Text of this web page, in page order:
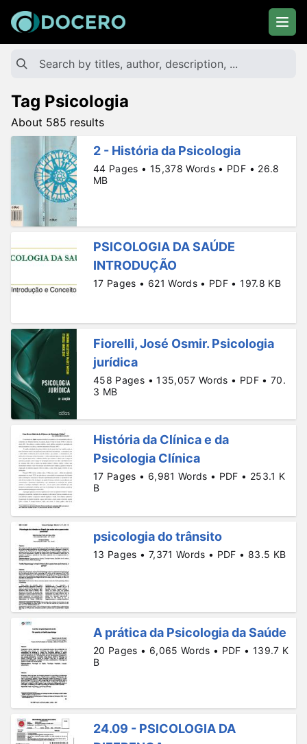
Tag Psicologia
About 585 results
2 - História da Psicologia
44 Pages • 15,378 Words • PDF • 26.8
MB
PSICOLOGIA DA SAÚDE
INTRODUÇÃO
17 Pages • 621 Words • PDF • 197.8 KB
Fiorelli, José Osmir. Psicologia
jurídica
458 Pages • 135,057 Words • PDF • 70.
3 MB
História da Clínica e da
Psicologia Clínica
17 Pages • 6,981 Words • PDF • 253.1 K
B
psicologia do trânsito
13 Pages • 7,371 Words • PDF • 83.5 KB
A prática da Psicologia da Saúde
20 Pages • 6,065 Words • PDF • 139.7 K
B
24.09 - PSICOLOGIA DA